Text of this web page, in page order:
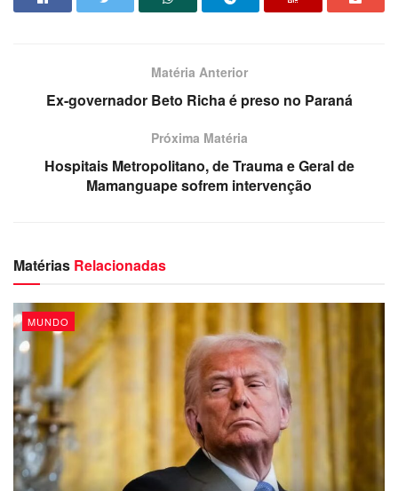
Brexit. Para ela, trata-se de um grande “ponto de
consequências financeiras negativas, sem entrar em
detalhes. Com informações Notícias ao Minuto.
Matéria Anterior
Ex-governador Beto Richa é preso no Paraná
Próxima Matéria
Hospitais Metropolitano, de Trauma e Geral de
Mamanguape sofrem intervenção
Matérias Relacionadas
MUNDO